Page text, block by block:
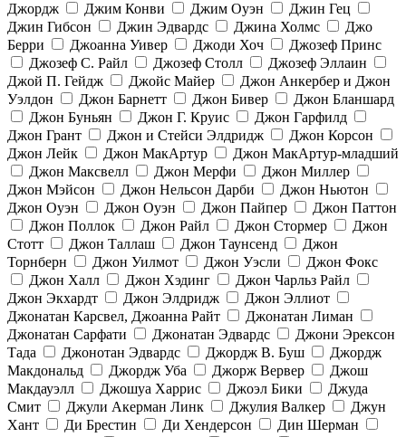
Джордж
Джим Конви Джим Оуэн
Джин Гец
Джин Гибсон
Джин Эдвардс Джина Холмс
Джо
Берри
Джоанна Уивер Джоди Хоч
Джозеф Принс
Джозеф С. Райл
Джозеф Столл
Джозеф Эллаин
Джой П. Гейдж
Джойс Майер
Джон Анкербер и Джон
Уэлдон
Джон Барнетт Джон Бивер
Джон Бланшард
Джон Буньян
Джон Г. Круис
Джон Гарфилд
Джон Грант
Джон и Стейси Элдридж
Джон Корсон
Джон Лейк
Джон МакАртур
Джон МакАртур-младший
Джон Максвелл
Джон Мерфи
Джон Миллер
Джон Мэйсон
Джон Нельсон Дарби
Джон Ньютон
Джон Оуэн
Джон Оуэн Джон Пайпер
Джон Паттон
Джон Поллок
Джон Райл Джон Стормер
Джон
Стотт
Джон Таллаш Джон Таунсенд
Джон
Торнберн
Джон Уилмот Джон Уэсли
Джон Фокс
Джон Халл
Джон Хэдинг
Джон Чарльз Райл
Джон Экхардт
Джон Элдридж
Джон Эллиот
Джонатан Карсвел, Джоанна Райт
Джонатан Лиман
Джонатан Сарфати
Джонатан Эдвардс
Джони Эрексон
Тада
Джонотан Эдвардс Джордж В. Буш
Джордж
Макдональд
Джордж Уба Джорж Вервер
Джош
Макдауэлл
Джошуа Харрис Джоэл Бики
Джуда
Смит
Джули Акерман Линк Джулия Валкер
Джун
Хант
Ди Брестин Ди Хендерсон
Дин Шерман